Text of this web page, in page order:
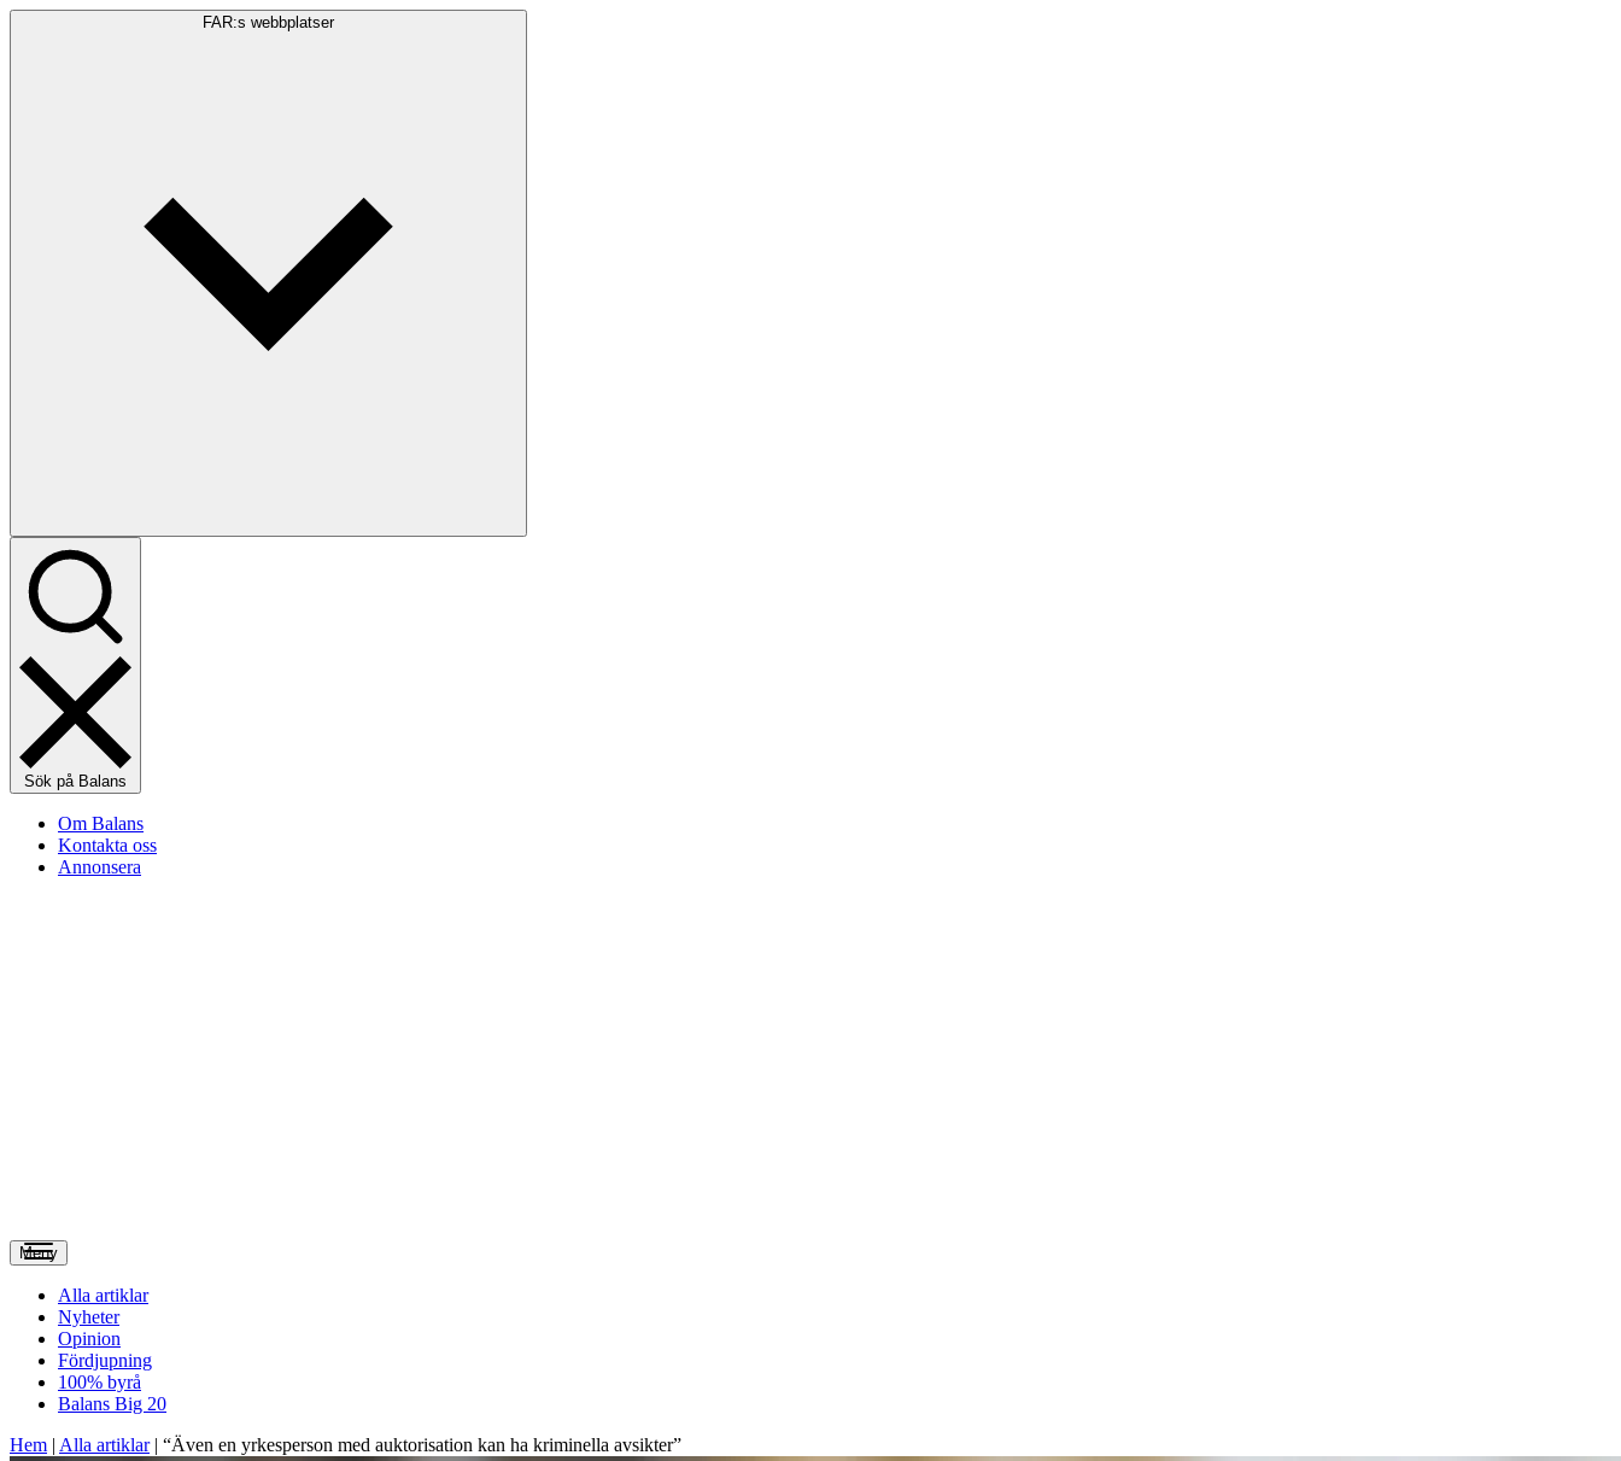
FAR:s webbplatser
Sök på Balans
Om Balans
Kontakta oss
Annonsera
Meny
Alla artiklar
Nyheter
Opinion
Fördjupning
100% byrå
Balans Big 20
Hem | Alla artiklar| “Även en yrkesperson med auktorisation kan ha kriminella avsikter”